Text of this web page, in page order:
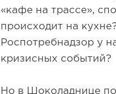
«кафе на трассе»,
происходит на
Роспотребнадзор у
кризисных событий?
Но в Шоколаднице